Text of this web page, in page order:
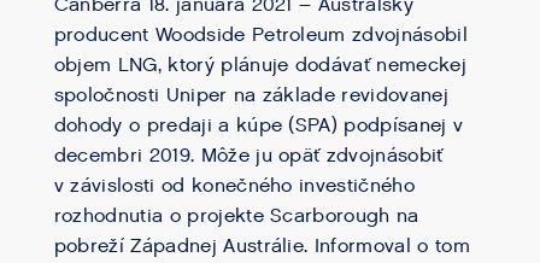
Canberra 18. januára 2021 – Austrálsky
producent Woodside Petroleum zdvojnásobil
objem LNG, ktorý plánuje dodávať nemeckej
spoločnosti Uniper na základe revidovanej
dohody o predaji a kúpe (SPA) podpísanej v
decembri 2019. Môže ju opäť zdvojnásobiť
v závislosti od konečného investičného
rozhodnutia o projekte Scarborough na
pobreží Západnej Austrálie. Informoval o tom